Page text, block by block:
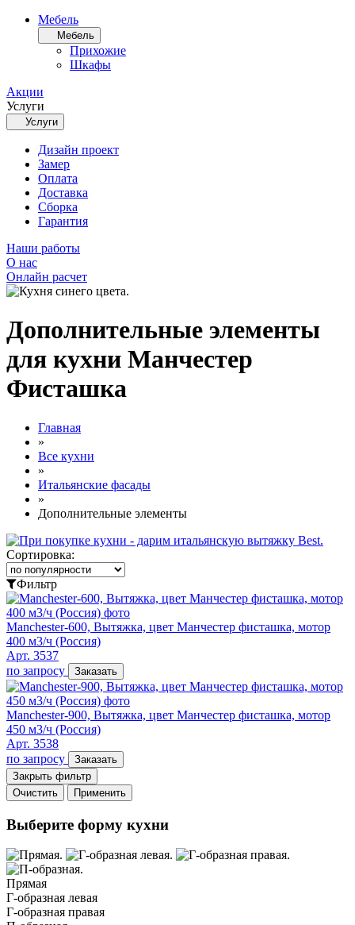
Мебель
Мебель
Прихожие
Шкафы
Акции
Услуги
Услуги
Дизайн проект
Замер
Оплата
Доставка
Сборка
Гарантия
Наши работы
О нас
Онлайн расчет
Дополнительные элементы
для кухни Манчестер
Фисташка
Главная
»
Все кухни
»
Итальянские фасады
»
Дополнительные элементы
Сортировка:
Фильтр
Manchester-600, Вытяжка, цвет Манчестер фисташка, мотор
400 м3/ч (Россия)
Арт. 3537
по запросу
Заказать
Manchester-900, Вытяжка, цвет Манчестер фисташка, мотор
450 м3/ч (Россия)
Арт. 3538
по запросу
Заказать
Закрыть фильтр
Очистить
Применить
Выберите форму кухни
Прямая
Г-образная левая
Г-образная правая